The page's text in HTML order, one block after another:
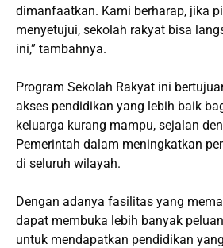
dimanfaatkan. Kami berharap, jika
menyetujui, sekolah rakyat bisa
ini,” tambahnya.
Program Sekolah Rakyat ini
akses pendidikan yang lebih baik
keluarga kurang mampu, sejalan
Pemerintah dalam meningkatkan
di seluruh wilayah.
Dengan adanya fasilitas yang
dapat membuka lebih banyak
untuk mendapatkan pendidikan